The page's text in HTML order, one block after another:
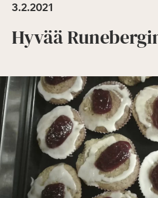
3.2.2021
Hyvää